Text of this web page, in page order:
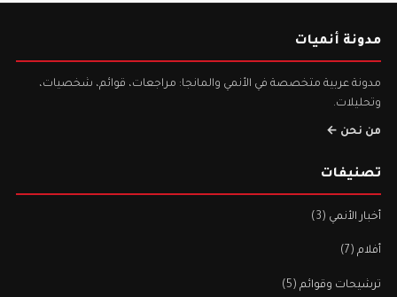
مدونة أنميات
مدونة عربية متخصصة في الأنمي والمانجا: مراجعات، قوائم، شخصيات،
وتحليلات.
من نحن ←
تصنيفات
أخبار الأنمي (3)
أفلام (7)
ترشيحات وقوائم (5)